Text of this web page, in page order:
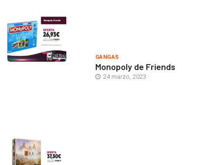
GANGAS
Monopoly de Friends
24 marzo, 2023